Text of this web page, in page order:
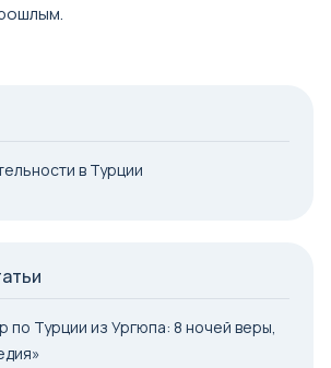
в Турции
по Турции из Ургюпа: 8 ночей веры,